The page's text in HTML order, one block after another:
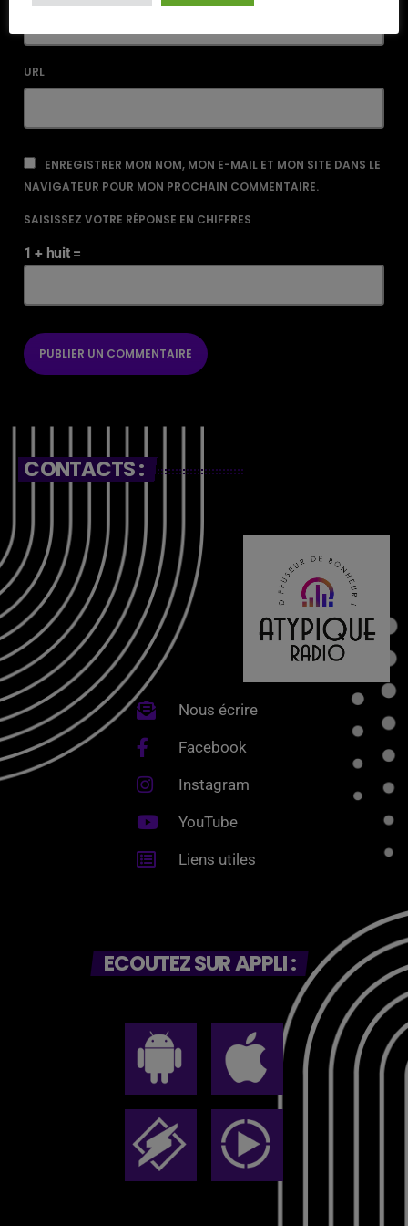
URL
ENREGISTRER MON NOM, MON E-MAIL ET MON SITE DANS LE
NAVIGATEUR POUR MON PROCHAIN COMMENTAIRE.
SAISISSEZ VOTRE RÉPONSE EN CHIFFRES
1 + huit =
CONTACTS :
Nous écrire
Facebook
Instagram
YouTube
Liens utiles
ECOUTEZ SUR APPLI :